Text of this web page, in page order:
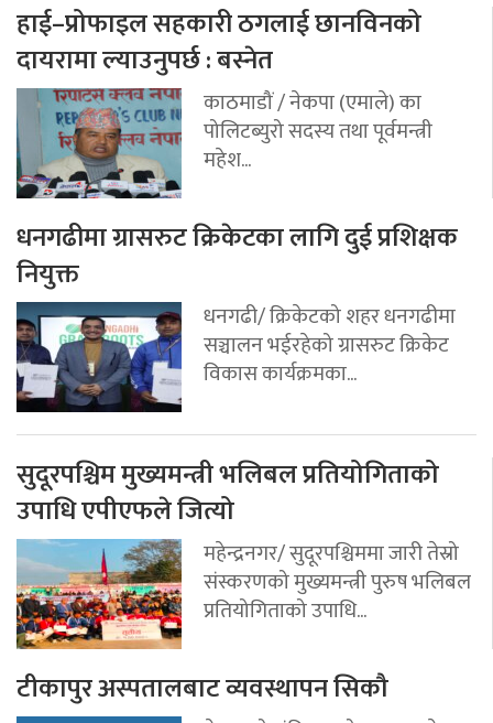
हाई–प्रोफाइल सहकारी ठगलाई छानविनको
दायरामा ल्याउनुपर्छ : बस्नेत
काठमाडौं / नेकपा (एमाले) का
पोलिटब्युरो सदस्य तथा पूर्वमन्त्री
महेश...
धनगढीमा ग्रासरुट क्रिकेटका लागि दुई प्रशिक्षक
नियुक्त
धनगढी/ क्रिकेटको शहर धनगढीमा
सञ्चालन भईरहेको ग्रासरुट क्रिकेट
विकास कार्यक्रमका...
सुदूरपश्चिम मुख्यमन्त्री भलिबल प्रतियोगिताको
उपाधि एपीएफले जित्यो
महेन्द्रनगर/ सुदूरपश्चिममा जारी तेस्रो
संस्करणको मुख्यमन्त्री पुरुष भलिबल
प्रतियोगिताको उपाधि...
टीकापुर अस्पतालबाट व्यवस्थापन सिकौ